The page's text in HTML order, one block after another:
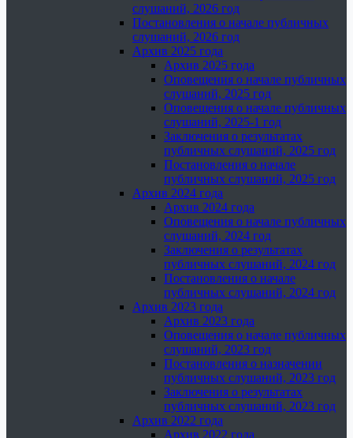
слушаний, 2026 год
Постановления о начале публичных
слушаний, 2026 год
Архив 2025 года
Архив 2025 года
Оповещения о начале публичных
слушаний, 2025 год
Оповещения о начале публичных
слушаний, 2025-1 год
Заключения о результатах
публичных слушаний, 2025 год
Постановления о начале
публичных слушаний, 2025 год
Архив 2024 года
Архив 2024 года
Оповещения о начале публичных
слушаний, 2024 год
Заключения о результатах
публичных слушаний, 2024 год
Постановления о начале
публичных слушаний, 2024 год
Архив 2023 года
Архив 2023 года
Оповещения о начале публичных
слушаний, 2023 год
Постановления о назначении
публичных слушаний, 2023 год
Заключения о результатах
публичных слушаний, 2023 год
Архив 2022 года
Архив 2022 года